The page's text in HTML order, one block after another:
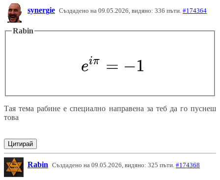
synergie Създадено на 09.05.2026, видяно: 336 пъти. #174364
Rabin
Тая тема рабине е специално направена за теб да го пуснеш
това
Цитирай
Rabin Създадено на 09.05.2026, видяно: 325 пъти. #174368